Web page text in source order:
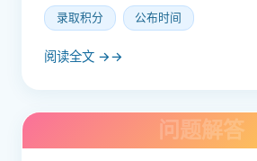
南 /...
录取积分 公布时间
阅读全文 →